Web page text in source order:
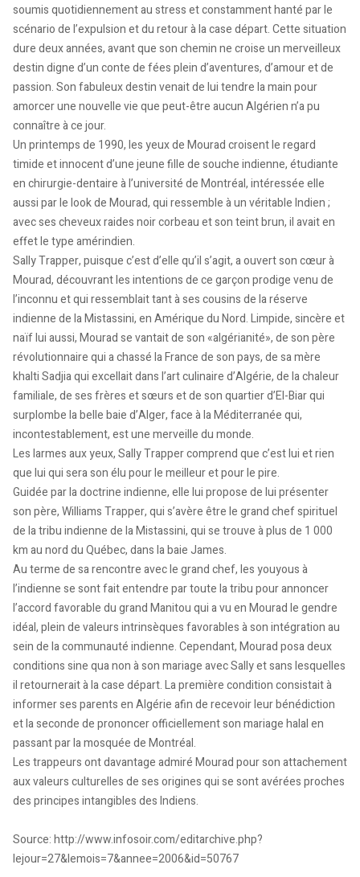
soumis quotidiennement au stress et constamment hanté par le
scénario de l’expulsion et du retour à la case départ. Cette situation
dure deux années, avant que son chemin ne croise un merveilleux
destin digne d’un conte de fées plein d’aventures, d’amour et de
passion. Son fabuleux destin venait de lui tendre la main pour
amorcer une nouvelle vie que peut-être aucun Algérien n’a pu
connaître à ce jour.
Un printemps de 1990, les yeux de Mourad croisent le regard
timide et innocent d’une jeune fille de souche indienne, étudiante
en chirurgie-dentaire à l’université de Montréal, intéressée elle
aussi par le look de Mourad, qui ressemble à un véritable Indien ;
avec ses cheveux raides noir corbeau et son teint brun, il avait en
effet le type amérindien.
Sally Trapper, puisque c’est d’elle qu’il s’agit, a ouvert son cœur à
Mourad, découvrant les intentions de ce garçon prodige venu de
l’inconnu et qui ressemblait tant à ses cousins de la réserve
indienne de la Mistassini, en Amérique du Nord. Limpide, sincère et
naïf lui aussi, Mourad se vantait de son «algérianité», de son père
révolutionnaire qui a chassé la France de son pays, de sa mère
khalti Sadjia qui excellait dans l’art culinaire d’Algérie, de la chaleur
familiale, de ses frères et sœurs et de son quartier d’El-Biar qui
surplombe la belle baie d’Alger, face à la Méditerranée qui,
incontestablement, est une merveille du monde.
Les larmes aux yeux, Sally Trapper comprend que c’est lui et rien
que lui qui sera son élu pour le meilleur et pour le pire.
Guidée par la doctrine indienne, elle lui propose de lui présenter
son père, Williams Trapper, qui s’avère être le grand chef spirituel
de la tribu indienne de la Mistassini, qui se trouve à plus de 1 000
km au nord du Québec, dans la baie James.
Au terme de sa rencontre avec le grand chef, les youyous à
l’indienne se sont fait entendre par toute la tribu pour annoncer
l’accord favorable du grand Manitou qui a vu en Mourad le gendre
idéal, plein de valeurs intrinsèques favorables à son intégration au
sein de la communauté indienne. Cependant, Mourad posa deux
conditions sine qua non à son mariage avec Sally et sans lesquelles
il retournerait à la case départ. La première condition consistait à
informer ses parents en Algérie afin de recevoir leur bénédiction
et la seconde de prononcer officiellement son mariage halal en
passant par la mosquée de Montréal.
Les trappeurs ont davantage admiré Mourad pour son attachement
aux valeurs culturelles de ses origines qui se sont avérées proches
des principes intangibles des Indiens.
Source: http://www.infosoir.com/editarchive.php?
lejour=27&lemois=7&annee=2006&id=50767